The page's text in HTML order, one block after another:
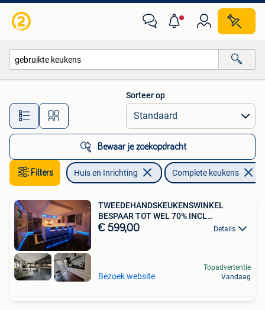
Alle afstanden…
Sorteer op
Bewaar je zoekopdracht
Filters Huis en Inrichting Complete keukens
TWEEDEHANDSKEUKENSWINKEL
BESPAAR TOT WEL 70% INCL
TOESTELLEN
€ 599,00 Details
Bezoek website
Topadvertentie
Vandaag